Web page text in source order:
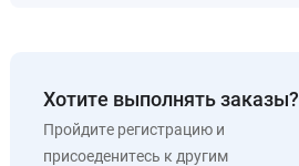
Хотите выполнять заказы?
Пройдите регистрацию и
присоеденитесь к другим